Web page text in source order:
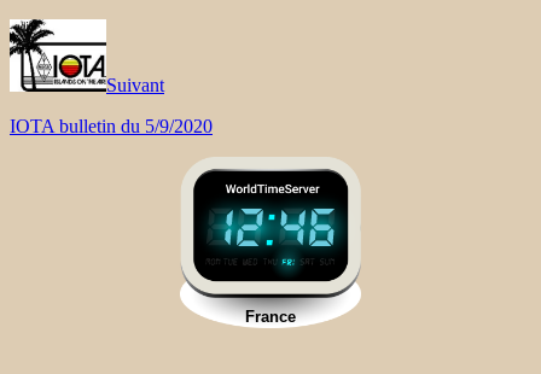
Suivant
IOTA bulletin du 5/9/2020